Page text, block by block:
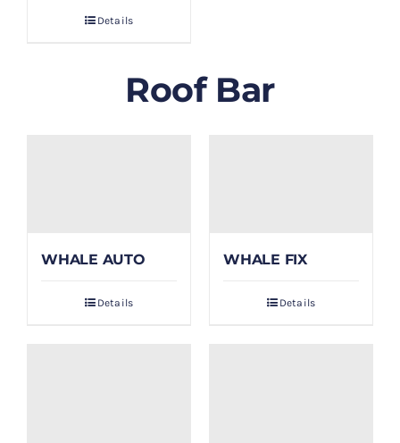
Details
Roof Bar
WHALE AUTO
Details
WHALE FIX
Details